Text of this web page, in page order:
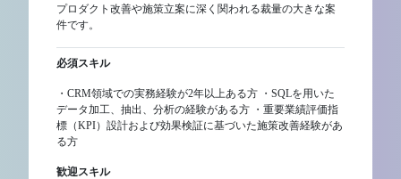
プロダクト改善や施策立案に深く関われる裁量の大きな案
件です。
必須スキル
・CRM領域での実務経験が2年以上ある方 ・SQLを用いた
データ加工、抽出、分析の経験がある方 ・重要業績評価指
標（KPI）設計および効果検証に基づいた施策改善経験があ
る方
歓迎スキル